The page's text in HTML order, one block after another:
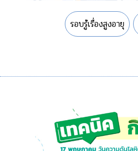
รอบรู้เรื่องสูงอายุ